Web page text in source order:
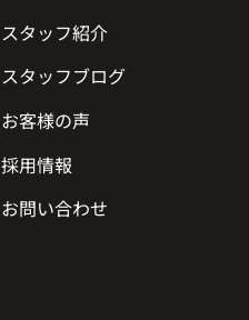
スタッフ紹介
スタッフブログ
お客様の声
採用情報
お問い合わせ